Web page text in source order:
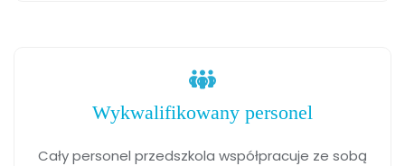
Wykwalifikowany personel
Cały personel przedszkola współpracuje ze sobą